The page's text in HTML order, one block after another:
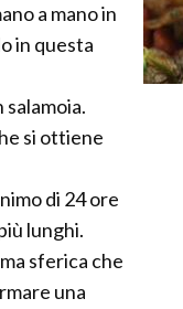
a mano in
in questa
si ottiene
di 24 ore
lunghi.
sferica che
una